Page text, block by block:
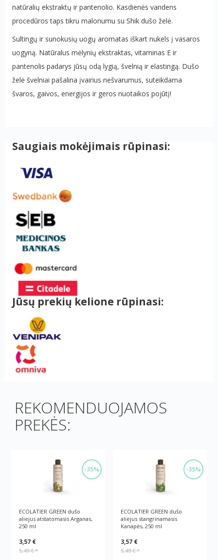
natūralių ekstraktų ir pantenolio. Kasdienės vandens
procedūros taps tikru malonumu su Shik dušo želė.
Sultingų ir sunokusių uogų aromatas iškart nukels į vasaros
uogyną. Natūralus mėlynių ekstraktas, vitaminas E ir
pantenolis padarys jūsų odą lygią, švelnią ir elastingą. Dušo
želė švelniai pašalina įvairius nešvarumus, suteikdama
švaros, gaivos, energijos ir geros nuotaikos pojūtį!
Saugiais mokėjimais rūpinasi:
Jūsų prekių kelione rūpinasi:
REKOMENDUOJAMOS
PREKĖS:
-35%
ECOLATIER GREEN dušo
aliejus atstatomasis Arganas,
250 ml
3,57 €
5,49 €*
-35%
ECOLATIER GREEN dušo
aliejus stangrinamasis
Kanapės, 250 ml
3,57 €
5,49 €*